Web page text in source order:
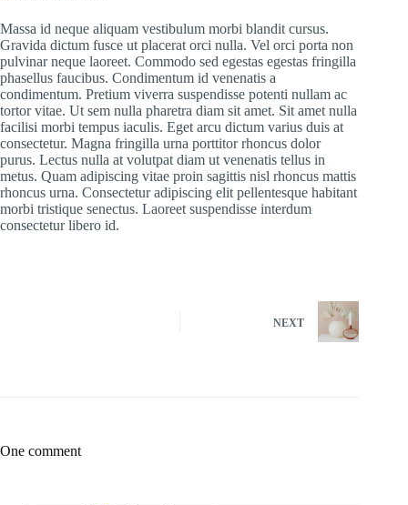
Massa id neque aliquam vestibulum morbi blandit cursus.
Gravida dictum fusce ut placerat orci nulla. Vel orci porta non
pulvinar neque laoreet. Commodo sed egestas egestas fringilla
phasellus faucibus. Condimentum id venenatis a
condimentum. Pretium viverra suspendisse potenti nullam ac
tortor vitae. Ut sem nulla pharetra diam sit amet. Sit amet nulla
facilisi morbi tempus iaculis. Eget arcu dictum varius duis at
consectetur. Magna fringilla urna porttitor rhoncus dolor
purus. Lectus nulla at volutpat diam ut venenatis tellus in
metus. Quam adipiscing vitae proin sagittis nisl rhoncus mattis
rhoncus urna. Consectetur adipiscing elit pellentesque habitant
morbi tristique senectus. Laoreet suspendisse interdum
consectetur libero id.
NEXT
One comment